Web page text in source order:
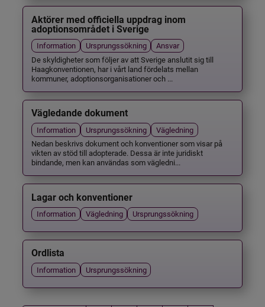
Aktörer med officiella uppdrag inom
adoptionsområdet i Sverige
Information Ursprungssökning
Ansvar
De skyldigheter som följer av att Sverige anslutit sig till
Haagkonventionen, har i vårt land fördelats mellan
kommuner, adoptionsorganisationer och ...
Vägledande dokument
Information Ursprungssökning
Vägledning
Nedan beskrivs dokument och konventioner som visar på
vikten av stöd till adopterade. Dessa är inte juridiskt
bindande, men kan användas som vägledni...
Lagar och konventioner
Information Vägledning Ursprungssökning
Ordlista
Information Ursprungssökning